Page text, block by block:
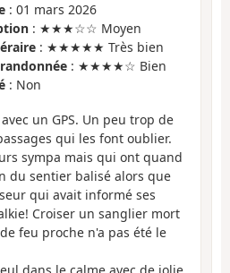
: 01 mars 2026
: ★★★☆☆ Moyen
: ★★★★★ Très bien
: ★★★★☆ Bien
: Non
un GPS. Un peu trop de
qui les font oublier.
sympa mais qui ont quand
du sentier balisé alors que
qui avait informé ses
Croiser un sanglier mort
feu proche n'a pas été le